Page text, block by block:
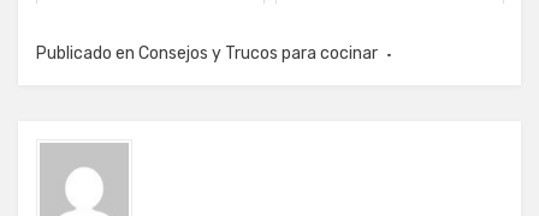
Publicado en Consejos y Trucos para cocinar